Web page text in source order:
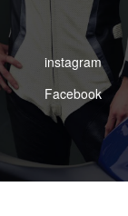
instagram
Facebook